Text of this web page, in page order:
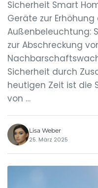
Sicherheit Smart
Geräte zur
Außenbeleuchtung:
zur Abschreckung
Sicherheit durch
heutigen Zeit ist die
von …
Lisa Weber
25. März 2025